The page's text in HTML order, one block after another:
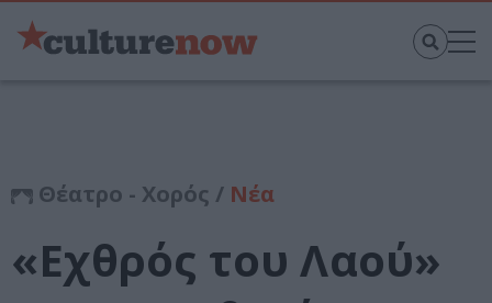
Θέατρο - Χορός / Νέα
«Εχθρός του Λαού»